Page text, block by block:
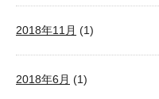
2018年11月 (1)
2018年6月 (1)